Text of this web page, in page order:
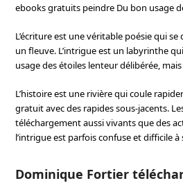
ebooks gratuits peindre Du bon usage
L’écriture est une véritable poésie qui
un fleuve. L’intrigue est un labyrinthe
usage des étoiles lenteur délibérée,
L’histoire est une rivière qui coule
gratuit avec des rapides sous-jacents.
téléchargement aussi vivants que des
l’intrigue est parfois confuse et difficile à
Dominique Fortier